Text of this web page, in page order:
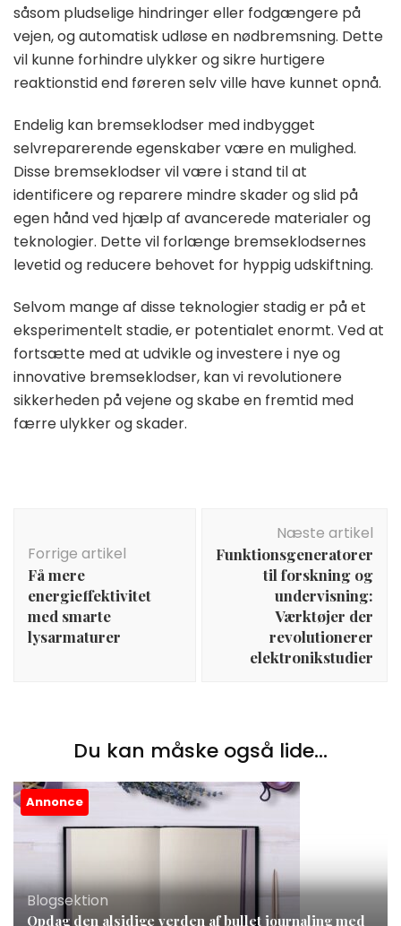
såsom pludselige hindringer eller fodgængere på
vejen, og automatisk udløse en nødbremsning. Dette
vil kunne forhindre ulykker og sikre hurtigere
reaktionstid end føreren selv ville have kunnet opnå.
Endelig kan bremseklodser med indbygget
selvreparerende egenskaber være en mulighed.
Disse bremseklodser vil være i stand til at
identificere og reparere mindre skader og slid på
egen hånd ved hjælp af avancerede materialer og
teknologier. Dette vil forlænge bremseklodsernes
levetid og reducere behovet for hyppig udskiftning.
Selvom mange af disse teknologier stadig er på et
eksperimentelt stadie, er potentialet enormt. Ved at
fortsætte med at udvikle og investere i nye og
innovative bremseklodser, kan vi revolutionere
sikkerheden på vejene og skabe en fremtid med
færre ulykker og skader.
Forrige artikel
Få mere
energieffektivitet
med smarte
lysarmaturer
Næste artikel
Funktionsgeneratorer
til forskning og
undervisning:
Værktøjer der
revolutionerer
elektronikstudier
Du kan måske også lide...
Annonce
Blogsektion
Opdag den alsidige verden af bullet journaling med